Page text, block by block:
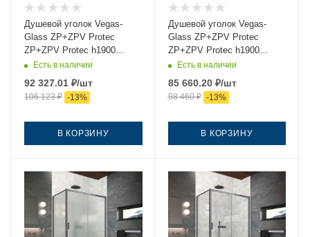
Душевой уголок Vegas-
Glass ZP+ZPV Protec
ZP+ZPV Protec h1900
145*75 06 crystalvision
145х75 стекло прозрачное
профиль вороненая сталь
без поддона
Есть в наличии
92 327.01 ₽/шт
106 123₽ -13%
В КОРЗИНУ
Душевой уголок Vegas-
Glass ZP+ZPV Protec
ZP+ZPV Protec h1900
145*75 06 07 145х75 стекло
тонированное профиль
вороненая сталь без
поддона
Есть в наличии
85 660.20₽/шт
98 460₽ -13%
В КОРЗИНУ